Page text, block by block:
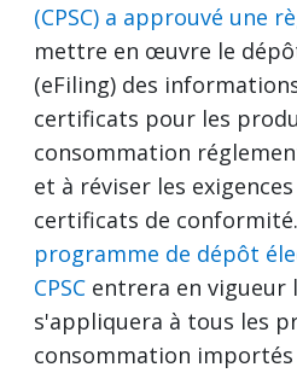
(CPSC) a approuvé une
mettre en œuvre le
(eFiling) des
certificats pour les
consommation
et à réviser les
certificats de conformité.
programme de dépôt
CPSC entrera en vigueur
s'appliquera à tous les
consommation importés